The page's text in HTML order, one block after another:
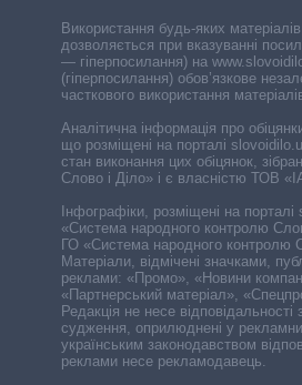
Використання будь-яких
дозволяється при вказуванні
— гіперпосилання) на
(гіперпосилання) обов’язкове
часткового використання
Аналітична інформація про обіцянки
що розміщені на порталі
стан виконання цих обіцянок,
Слово і Діло» і є власністю ТОВ
Інфографіки, розміщені на порталі
«Система народного контролю
ГО «Система народного контролю
Матеріали, відмічені значками,
реклами: «Промо», «Новини
«Партнерський матеріал»,
Редакція не несе відповідальності
судження, оприлюднені у
українським законодавством
реклами несе рекламодавець.